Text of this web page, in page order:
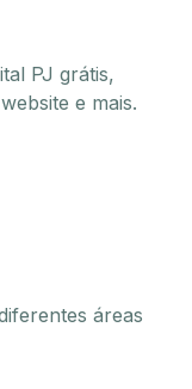
PJ grátis,
e mais.
áreas